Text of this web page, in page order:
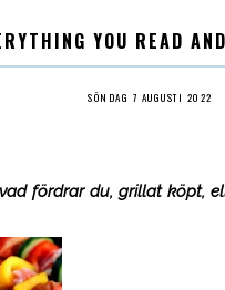
YOU READ
SÖNDAG 7 AUGUSTI 2022
fördrar du, grillat köpt,